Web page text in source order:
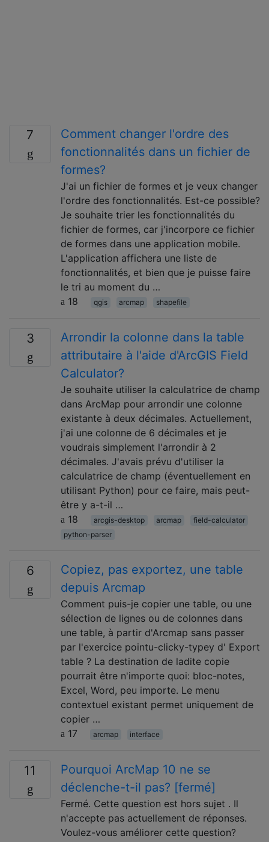
7
Comment changer l'ordre des
fonctionnalités dans un fichier de
formes?
J'ai un fichier de formes et je veux changer
l'ordre des fonctionnalités. Est-ce possible?
Je souhaite trier les fonctionnalités du
fichier de formes, car j'incorpore ce fichier
de formes dans une application mobile.
L'application affichera une liste de
fonctionnalités, et bien que je puisse faire
le tri au moment du …
18
qgis arcmap shapefile
3
Arrondir la colonne dans la table
attributaire à l'aide d'ArcGIS Field
Calculator?
Je souhaite utiliser la calculatrice de champ
dans ArcMap pour arrondir une colonne
existante à deux décimales. Actuellement,
j'ai une colonne de 6 décimales et je
voudrais simplement l'arrondir à 2
décimales. J'avais prévu d'utiliser la
calculatrice de champ (éventuellement en
utilisant Python) pour ce faire, mais peut-
être y a-t-il …
18
arcgis-desktop arcmap
field-calculator
python-parser
6
Copiez, pas exportez, une table
depuis Arcmap
Comment puis-je copier une table, ou une
sélection de lignes ou de colonnes dans
une table, à partir d'Arcmap sans passer
par l'exercice pointu-clicky-typey d' Export
table ? La destination de ladite copie
pourrait être n'importe quoi: bloc-notes,
Excel, Word, peu importe. Le menu
contextuel existant permet uniquement de
copier …
17
arcmap interface
11
Pourquoi ArcMap 10 ne se
déclenche-t-il pas? [fermé]
Fermé. Cette question est hors sujet . Il
n'accepte pas actuellement de réponses.
Voulez-vous améliorer cette question?